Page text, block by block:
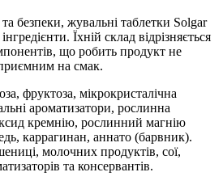
та безпеки, жувальні таблетки Solgar
Їхній склад відрізняється
що робить продукт не
на смак.
фруктоза, мікрокристалічна
ароматизатори, рослинна
кремнію, рослинний магнію
каррагинан, аннато (барвник).
молочних продуктів, сої,
та консервантів.